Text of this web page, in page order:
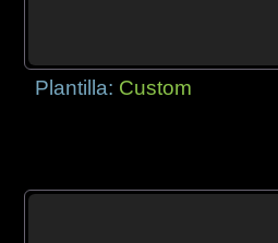
Plantilla: Custom